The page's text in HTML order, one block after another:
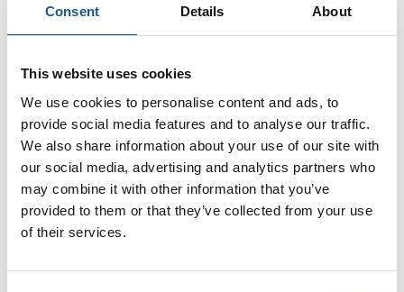
Consent Details About
This website uses cookies
We use cookies to personalise content and ads, to
provide social media features and to analyse our traffic.
We also share information about your use of our site with
our social media, advertising and analytics partners who
may combine it with other information that you’ve
provided to them or that they’ve collected from your use
of their services.
Den bedste løsning skabes i fællesskab
succes, skal alle muligheder granskes for at optimere
Den proces nyder vi at få muligheden for at være en
del